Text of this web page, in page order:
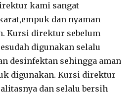
kami sangat
dan nyaman
Kursi direktur sebelum
digunakan selalu
desinfektan sehingga aman
digunakan. Kursi direktur
dan selalu bersih